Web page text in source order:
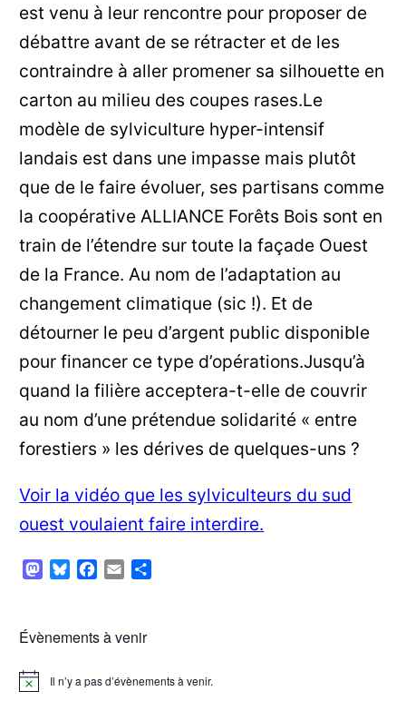
est venu à leur rencontre pour proposer de
débattre avant de se rétracter et de les
contraindre à aller promener sa silhouette en
carton au milieu des coupes rases.Le
modèle de sylviculture hyper-intensif
landais est dans une impasse mais plutôt
que de le faire évoluer, ses partisans comme
la coopérative ALLIANCE Forêts Bois sont en
train de l’étendre sur toute la façade Ouest
de la France. Au nom de l’adaptation au
changement climatique (sic !). Et de
détourner le peu d’argent public disponible
pour financer ce type d’opérations.Jusqu’à
quand la filière acceptera-t-elle de couvrir
au nom d’une prétendue solidarité « entre
forestiers » les dérives de quelques-uns ?
Voir la vidéo que les sylviculteurs du sud
ouest voulaient faire interdire.
Mastodon
BlueskyFacebook
Email
Évènements à venir
Notice Il n’y a pas d’évènements à venir.